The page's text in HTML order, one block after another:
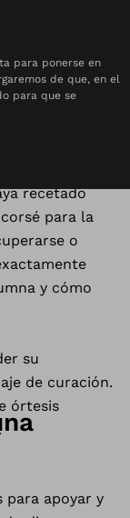
para ponerse en
de que, en el
para que se
o
ser todo
recetado
para la
o
y cómo
su
de curación.
órtesis
para apoyar y